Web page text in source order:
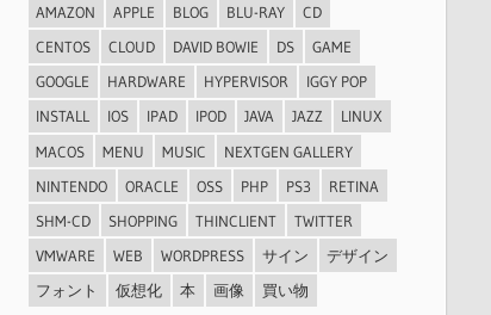
AMAZON APPLE BLOG BLU-RAY
CD
CENTOS
CLOUD DAVID BOWIE DS
GAME
GOOGLE
HARDWARE HYPERVISOR
IGGY POP
INSTALL
IOS IPAD IPOD JAVA JAZZ
LINUX
MACOS
MENU MUSIC
NEXTGEN GALLERY
NINTENDO
ORACLE OSS PHP PS3
RETINA
SHM-CD
SHOPPING THINCLIENT
TWITTER
VMWARE
WEB WORDPRESS サイン
デザイン
フォント
仮想化 本 画像 買い物